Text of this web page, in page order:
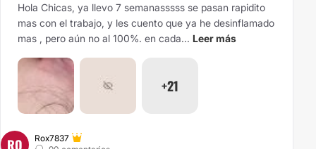
Hola Chicas, ya llevo 7 semanasssss se pasan rapidito
mas con el trabajo, y les cuento que ya he desinflamado
mas , pero aún no al 100%. en cada... Leer más
+21
RO
Rox7837